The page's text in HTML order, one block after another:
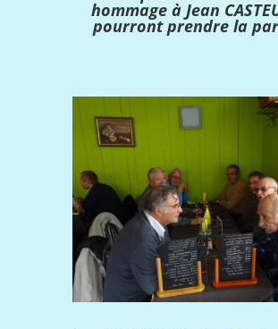
hommage à Jean
pourront prendre la